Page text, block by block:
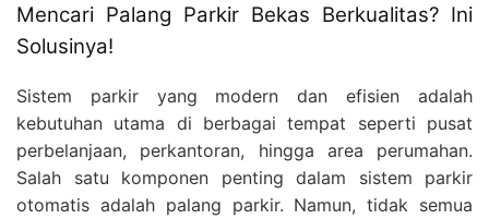
Mencari Palang Parkir Bekas Berkualitas? Ini
Solusinya!
Sistem parkir yang modern dan efisien adalah
kebutuhan utama di berbagai tempat seperti pusat
perbelanjaan, perkantoran, hingga area perumahan.
Salah satu komponen penting dalam sistem parkir
otomatis adalah palang parkir. Namun, tidak semua